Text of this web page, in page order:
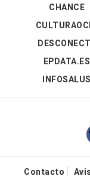
CHANCE
EPDATA.ES
INFOSALUS
Contacto